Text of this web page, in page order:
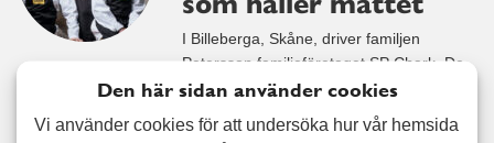
I Billeberga, Skåne, driver familjen
Petersson familjeföretaget SP Chark. De
är fjärde generationen i ett bolag som
2027 firar 100 år. Här tillverkas klassiska
charkprodukter som salami, skinka och
Den här sidan använder cookies
Vi använder cookies för att undersöka hur vår hemsida